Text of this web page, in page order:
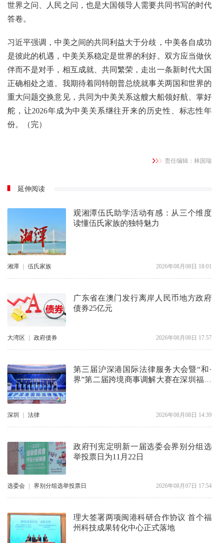
世界之问、人民之问，也是大国领导人需要共同书写的时代
答卷。
习近平强调，中美之间的共同利益大于分歧，中美各自成功
是彼此的机遇，中美关系稳定是世界的利好。双方应当做伙
伴而不是对手，相互成就、共同繁荣，走出一条新时代大国
正确相处之道。我期待着同特朗普总统就事关两国和世界的
重大问题交换意见，共同为中美关系这艘大船领好航、掌好
舵，让2026年成为中美关系继往开来的历史性、标志性年
份。（完）
责任编辑：林国瑞
延伸阅读
观湘潭伍氏助学活动有感：从三个维度
读懂伍氏家族的独特魅力
湘潭 伍氏家族 2026年08月08日 18:01
广东省在澳门发行离岸人民币地方政府
债券25亿元
大湾区 ｜ 政府债券 2026年08月08日 17:57
第三届沪深港国际法律服务大会暨“和·
界”第二届跨境商事调解大赛在深圳福田
深圳 ｜ 法律 2026年08月08日 14:39
政府刊宪定明新一届选委会界别分组选
举投票日为11月22日
选委会 界别分组选举投票日 2026年08月07日 17:54
理大签署两项闽港科研合作协议 首个福
州科技成果转化中心正式落地